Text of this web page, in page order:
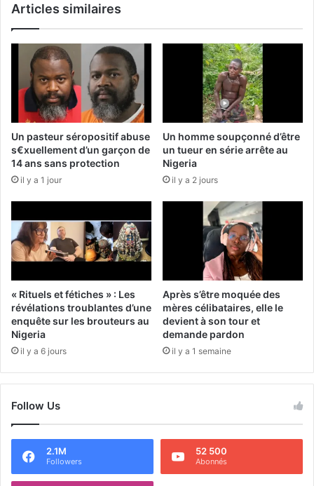
Articles similaires
Un pasteur séropositif abuse
s€xuellement d’un garçon de
14 ans sans protection
il y a 1 jour
Un homme soupçonné d’être
un tueur en série arrête au
Nigeria
il y a 2 jours
« Rituels et fétiches » : Les
révélations troublantes d’une
enquête sur les brouteurs au
Nigeria
il y a 6 jours
Après s’être moquée des
mères célibataires, elle le
devient à son tour et
demande pardon
il y a 1 semaine
Follow Us
2.1M
Followers
52 500
Abonnés